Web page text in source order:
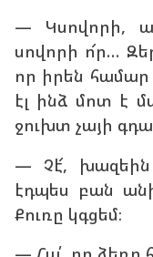
— Կսովորի,
սովորի ո՜ր…
որ իրեն
էլ ինձ մոտ է
ջուխտ չայի
— Չէ՜,
էդպես բան
Քուռը կգցեմ։